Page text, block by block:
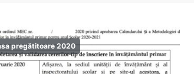
pregătitoare 2020